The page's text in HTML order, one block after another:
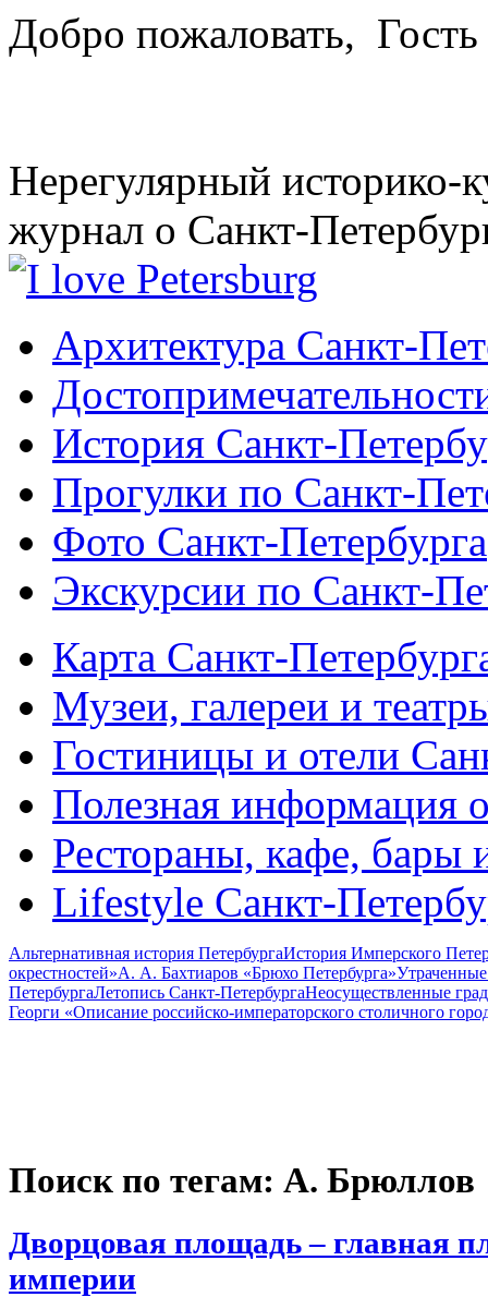
Добро пожаловать, Гость
Нерегулярный историко-
журнал о Санкт-
Архитектура Санкт-
История Санкт-
Прогулки по Санкт-
Фото Санкт-Петербурга
Экскурсии по Санкт-
Карта Санкт-
Музеи, галереи и
Гостиницы и отели
Полезная информация
Рестораны, кафе, бары
Lifestyle Санкт-
Альтернативная история ПетербургаИстория Имперского
окрестностей»А. А. Бахтиаров «Брюхо Петербурга»
ПетербургаЛетопись Санкт-ПетербургаНеосуществленные
Георги «Описание российско-императорского столичного
Поиск по тегам: А. Брюллов
Дворцовая площадь – главная
империи